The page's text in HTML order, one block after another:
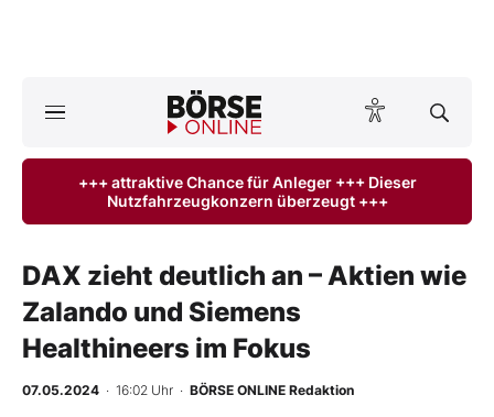
ktuelle Ausgabe BÖRSE ONLINE lesen
Anlageprodukte
Finanz-Check
+++ attraktive Chance für Anleger +++ Dieser
Nutzfahrzeugkonzern überzeugt +++
DAX zieht deutlich an – Aktien wie
Zalando und Siemens
Healthineers im Fokus
07.05.2024 · 16:02 Uhr · BÖRSE ONLINE Redaktion